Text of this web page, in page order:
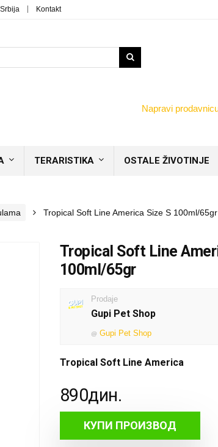
Kontakt
Napravi
TERARISTIKA OSTALE ŽIVOTINJE
Tropical Soft Line America Size S 100ml/65gr
Tropical Soft Line
100ml/65gr
Prodaje
Gupi Pet Shop
@ Gupi Pet Shop
Tropical Soft Line America
890дин.
КУПИ ПРОИЗВОД